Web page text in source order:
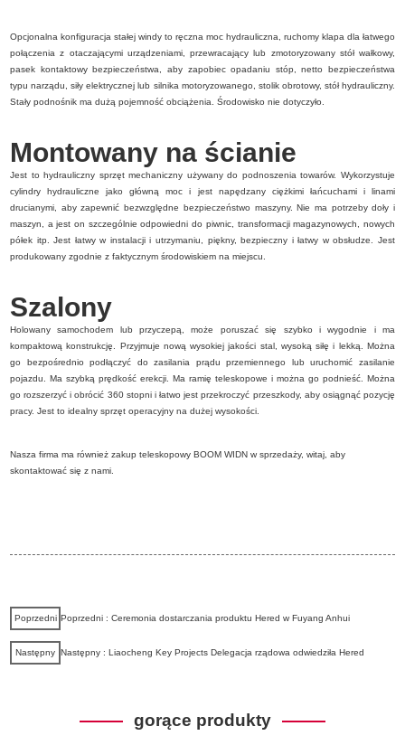
Opcjonalna konfiguracja stałej windy to ręczna moc hydrauliczna, ruchomy klapa dla łatwego
połączenia z otaczającymi urządzeniami, przewracający lub zmotoryzowany stół wałkowy,
pasek kontaktowy bezpieczeństwa, aby zapobiec opadaniu stóp, netto bezpieczeństwa
typu narządu, siły elektrycznej lub silnika motoryzowanego, stolik obrotowy, stół hydrauliczny.
Stały podnośnik ma dużą pojemność obciążenia. Środowisko nie dotyczyło.
Montowany na ścianie
Jest to hydrauliczny sprzęt mechaniczny używany do podnoszenia towarów. Wykorzystuje
cylindry hydrauliczne jako główną moc i jest napędzany ciężkimi łańcuchami i linami
drucianymi, aby zapewnić bezwzględne bezpieczeństwo maszyny. Nie ma potrzeby doły i
maszyn, a jest on szczególnie odpowiedni do piwnic, transformacji magazynowych, nowych
półek itp. Jest łatwy w instalacji i utrzymaniu, piękny, bezpieczny i łatwy w obsłudze. Jest
produkowany zgodnie z faktycznym środowiskiem na miejscu.
Szalony
Holowany samochodem lub przyczepą, może poruszać się szybko i wygodnie i ma
kompaktową konstrukcję. Przyjmuje nową wysokiej jakości stal, wysoką siłę i lekką. Można
go bezpośrednio podłączyć do zasilania prądu przemiennego lub uruchomić zasilanie
pojazdu. Ma szybką prędkość erekcji. Ma ramię teleskopowe i można go podnieść. Można
go rozszerzyć i obrócić 360 stopni i łatwo jest przekroczyć przeszkody, aby osiągnąć pozycję
pracy. Jest to idealny sprzęt operacyjny na dużej wysokości.
Nasza firma ma również zakup teleskopowy BOOM WIDN w sprzedaży, witaj, aby
skontaktować się z nami.
Poprzedni Poprzedni : Ceremonia dostarczania produktu Hered w Fuyang Anhui
Następny Następny : Liaocheng Key Projects Delegacja rządowa odwiedziła Hered
gorące produkty